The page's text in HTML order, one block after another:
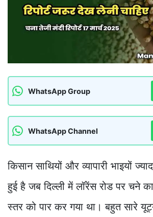
WhatsApp Group
WhatsApp Channel
किसान साथियों और व्यापारी भाइयों
हुई है जब दिल्ली में लॉरेंस रोड पर चने
स्तर को पार कर गया था। बहुत सारे